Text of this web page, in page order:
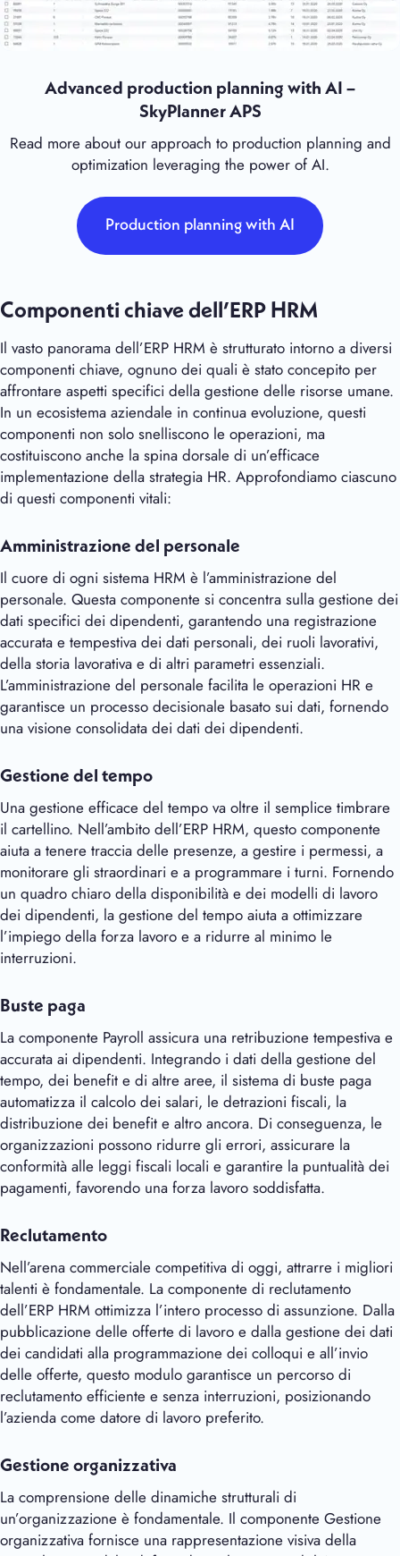
Advanced production planning with AI –
SkyPlanner APS
Read more about our approach to production planning and
optimization leveraging the power of AI.
Production planning with AI
Componenti chiave dell’ERP HRM
Il vasto panorama dell’ERP HRM è strutturato intorno a diversi
componenti chiave, ognuno dei quali è stato concepito per
affrontare aspetti specifici della gestione delle risorse umane.
In un ecosistema aziendale in continua evoluzione, questi
componenti non solo snelliscono le operazioni, ma
costituiscono anche la spina dorsale di un’efficace
implementazione della strategia HR. Approfondiamo ciascuno
di questi componenti vitali:
Amministrazione del personale
Il cuore di ogni sistema HRM è l’amministrazione del
personale. Questa componente si concentra sulla gestione dei
dati specifici dei dipendenti, garantendo una registrazione
accurata e tempestiva dei dati personali, dei ruoli lavorativi,
della storia lavorativa e di altri parametri essenziali.
L’amministrazione del personale facilita le operazioni HR e
garantisce un processo decisionale basato sui dati, fornendo
una visione consolidata dei dati dei dipendenti.
Gestione del tempo
Una gestione efficace del tempo va oltre il semplice timbrare
il cartellino. Nell’ambito dell’ERP HRM, questo componente
aiuta a tenere traccia delle presenze, a gestire i permessi, a
monitorare gli straordinari e a programmare i turni. Fornendo
un quadro chiaro della disponibilità e dei modelli di lavoro
dei dipendenti, la gestione del tempo aiuta a ottimizzare
l’impiego della forza lavoro e a ridurre al minimo le
interruzioni.
Buste paga
La componente Payroll assicura una retribuzione tempestiva e
accurata ai dipendenti. Integrando i dati della gestione del
tempo, dei benefit e di altre aree, il sistema di buste paga
automatizza il calcolo dei salari, le detrazioni fiscali, la
distribuzione dei benefit e altro ancora. Di conseguenza, le
organizzazioni possono ridurre gli errori, assicurare la
conformità alle leggi fiscali locali e garantire la puntualità dei
pagamenti, favorendo una forza lavoro soddisfatta.
Reclutamento
Nell’arena commerciale competitiva di oggi, attrarre i migliori
talenti è fondamentale. La componente di reclutamento
dell’ERP HRM ottimizza l’intero processo di assunzione. Dalla
pubblicazione delle offerte di lavoro e dalla gestione dei dati
dei candidati alla programmazione dei colloqui e all’invio
delle offerte, questo modulo garantisce un percorso di
reclutamento efficiente e senza interruzioni, posizionando
l’azienda come datore di lavoro preferito.
Gestione organizzativa
La comprensione delle dinamiche strutturali di
un’organizzazione è fondamentale. Il componente Gestione
organizzativa fornisce una rappresentazione visiva della